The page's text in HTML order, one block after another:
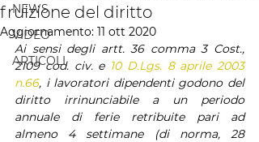
NEWS
VIDEO
ARTICOLI
fruizione del diritto
Aggiornamento: 11 ott 2020
Ai sensi degli artt. 36 comma 3 Cost.,
2109 cod. civ. e 10 D.Lgs. 8 aprile 2003
n.66, i lavoratori dipendenti godono del
diritto irrinunciabile a un periodo
annuale di ferie retribuite pari ad
almeno 4 settimane (di norma, 28